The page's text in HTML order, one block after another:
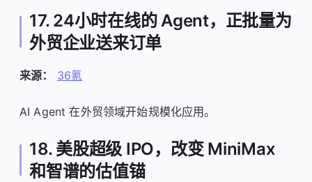
17. 24小时在线的 Agent，正批量为
外贸企业送来订单
来源： 36氪
AI Agent 在外贸领域开始规模化应用。
18. 美股超级 IPO，改变 MiniMax
和智谱的估值锚